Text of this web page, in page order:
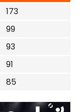
173
99
93
91
85